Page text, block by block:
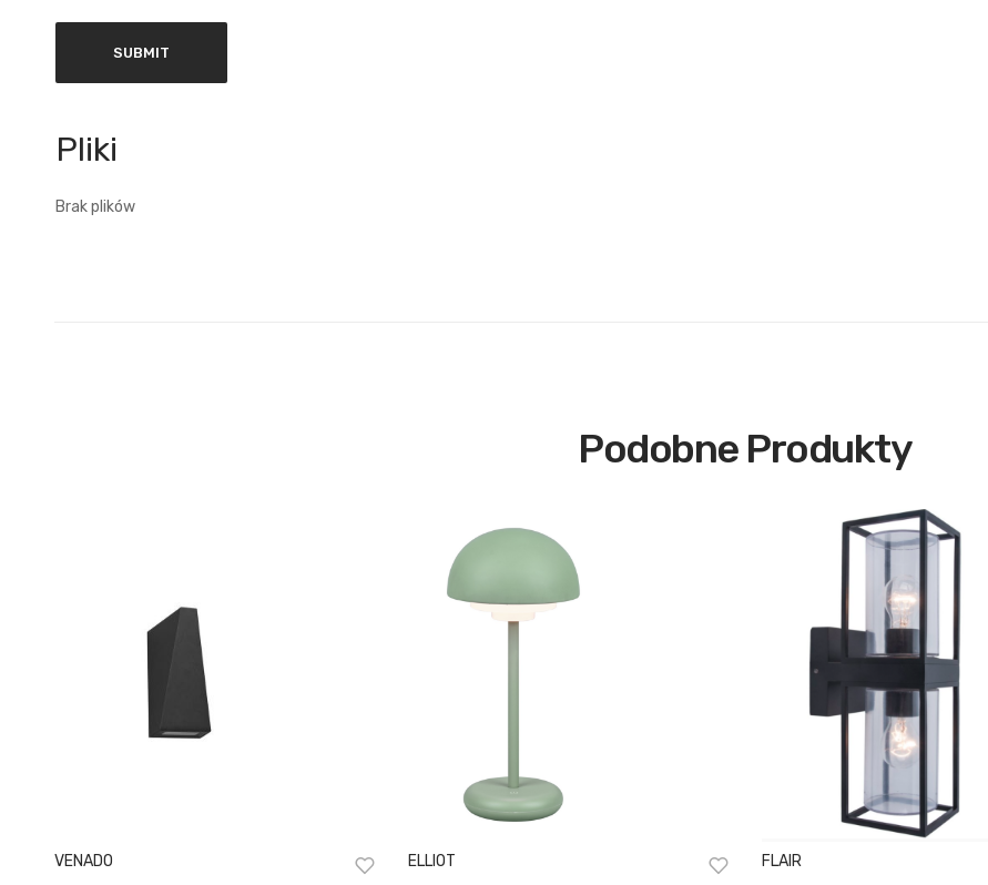
Brak plików
Podobne Produkty
VENADO ELLIOT FLAIR